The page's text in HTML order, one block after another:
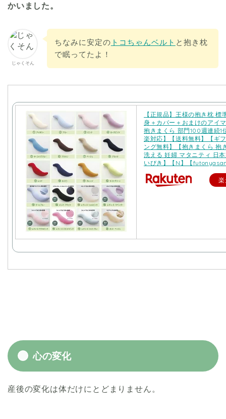
かいました。
じゃくそん
ちなみに安定の トコちゃんベルト と抱き枕
で眠ってたよ！
【正規品】王様の抱き枕 標
身＋カバー＋おまけのアイ
抱きまくら 部門100週連続1
楽対応】【送料無料】【ギ
ング無料】【抱きまくら 抱
洗える 妊婦 マタニティ 日
いびき】【N】【
心の変化
産後の変化は体だけにとどまりません。